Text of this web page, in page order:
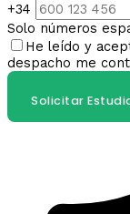
+34
Solo números
He leído y
despacho me
Solicitar